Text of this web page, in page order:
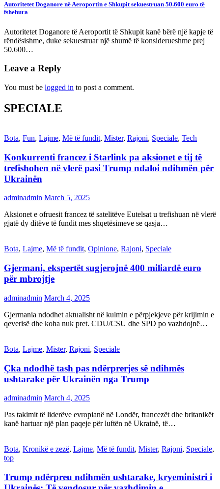
Autoritetet Doganore në Aeroportin e Shkupit sekuestruan 50.600 euro të
fshehura
Autoritetet Doganore të Aeroportit të Shkupit kanë bërë një kapje të
rëndësishme, duke sekuestruar një shumë të konsiderueshme prej
50.600…
Leave a Reply
You must be logged in to post a comment.
SPECIALE
Bota, Fun, Lajme, Më të fundit, Mister, Rajoni, Speciale, Tech
Konkurrenti francez i Starlink pa aksionet e tij të
trefishohen në vlerë pasi Trump ndaloi ndihmën për
Ukrainën
adminadmin March 5, 2025
Aksionet e ofruesit francez të satelitëve Eutelsat u trefishuan në vlerë
gjatë dy ditëve të fundit mes shqetësimeve se qasja…
Bota, Lajme, Më të fundit, Opinione, Rajoni, Speciale
Gjermani, ekspertët sugjerojnë 400 miliardë euro
për mbrojtje
adminadmin March 4, 2025
Gjermania ndodhet aktualisht në kulmin e përpjekjeve për krijimin e
qeverisë dhe koha nuk pret. CDU/CSU dhe SPD po vazhdojnë…
Bota, Lajme, Mister, Rajoni, Speciale
Çka ndodhë tash pas ndërprerjes së ndihmës
ushtarake për Ukrainën nga Trump
adminadmin March 4, 2025
Pas takimit të liderëve evropianë në Londër, francezët dhe britanikët
kanë hartuar një plan paqeje për luftën në Ukrainë, të…
Bota, Kronikë e zezë, Lajme, Më të fundit, Mister, Rajoni, Speciale,
top
Trump ndërpreu ndihmën ushtarake, kryeministri i